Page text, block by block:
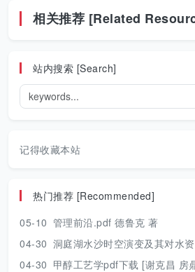
相关推荐 [Related
站内搜索 [Search]
记得收藏本站
热门推荐 [Recommended]
05-10 管理前沿.pdf 德鲁克 著
04-30 洞庭湖水沙时空演变及其对水资源安全的影响
04-30 甲醇工艺学pdf下载 [谢克昌 房